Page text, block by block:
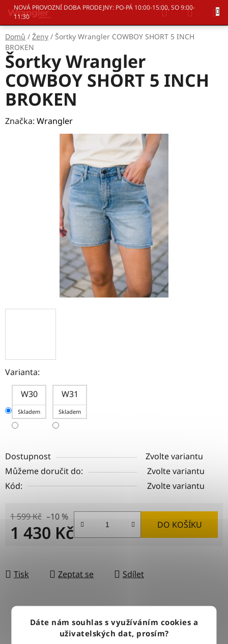
Dáte nám souhlas s využíváním cookies a
uživatelských dat, prosím?
Přejít
obsah
NOVÁ PROVOZNÍ DOBA PRODEJNY: PO-PÁ 10:00-15:00, SO 9:00-
11:30
Hledat
KOŠÍK
Domů / Ženy / Šortky Wrangler COWBOY SHORT 5 INCH
BROKEN
Varianta:
W30
Skladem
W31
Skladem
Dostupnost
Zvolte variantu
Můžeme doručit do:
Zvolte variantu
Kód:
Zvolte variantu
1 599 Kč –10 %
1 430 Kč DO KOŠÍKU
Tisk Zeptat se Sdílet
Šortky Wrangler
COWBOY SHORT 5 INCH
BROKEN
Značka: Wrangler
DOPRAVA ZDARMA
Při nákupu nad 2500 Kč doručujeme zdarma po celé ČR